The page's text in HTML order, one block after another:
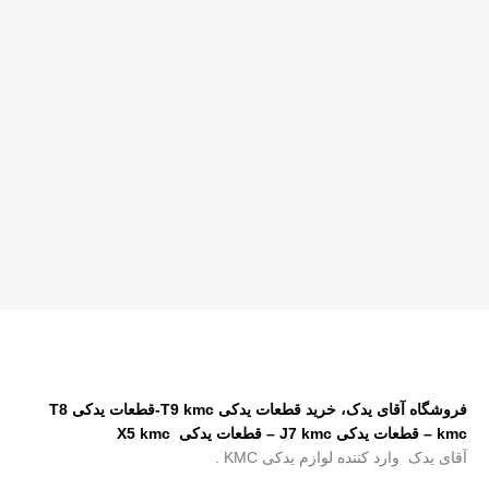
فروشگاه آقای یدک، خرید قطعات یدکی T9 kmc-قطعات یدکی T8
kmc – قطعات یدکی J7 kmc – قطعات یدکی X5 kmc
آقای یدک وارد کننده لوازم یدکی KMC .